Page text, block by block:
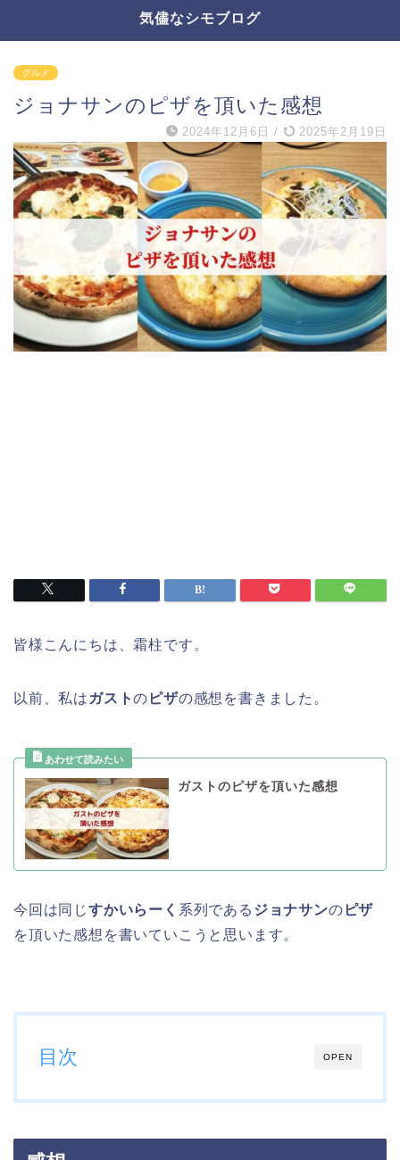
気儘なシモブログ
グルメ
ジョナサンのピザを頂いた感想
2024年12月6日 / 2025年2月19日
皆様こんにちは、霜柱です。
以前、私は ガストの ピザの感想を書きました。
ガストのピザを頂いた感想
今回は同じすかいらーく 系列である ジョナサンの ピザ
を頂いた感想を書いていこうと思います。
OPEN
目次